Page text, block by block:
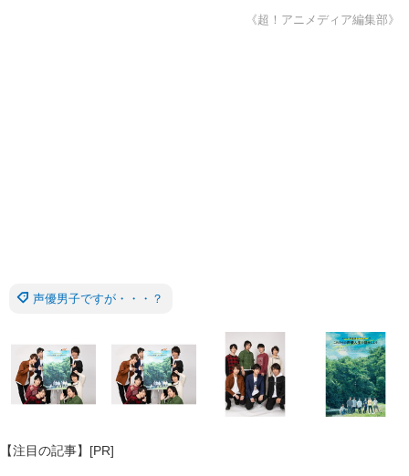
《超！アニメディア編集部》
声優男子ですが・・・？
【注目の記事】[PR]